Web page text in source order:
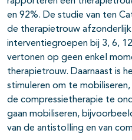
en 92%. De studie van ten
de therapietrouw
interventiegroepen bij 3, 6,
vertonen op geen enkel
therapietrouw. Daarnaast is
stimuleren om te
de compressietherapie te
gaan mobiliseren,
van de antistolling en van